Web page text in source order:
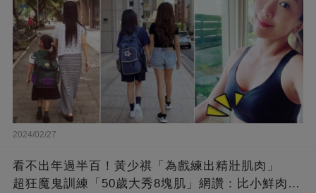
2024/02/27
看不出年過半百！黃少祺「為戲練出精壯肌肉」
超狂魔鬼訓練「50歲大秀8塊肌」網讚：比小鮮肉猛